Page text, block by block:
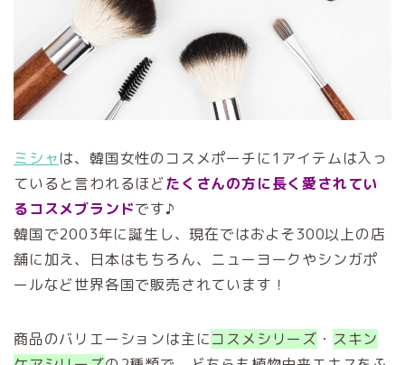
ミシャは、韓国女性のコスメポーチに1アイテムは入っ
ていると言われるほどたくさんの方に長く愛されてい
るコスメブランドです♪
韓国で2003年に誕生し、現在ではおよそ300以上の店
舗に加え、日本はもちろん、ニューヨークやシンガポ
ールなど世界各国で販売されています！
商品のバリエーションは主にコスメシリーズ ・ スキン